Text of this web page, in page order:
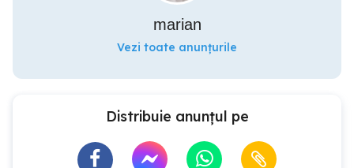
marian
Vezi toate anunțurile
Distribuie anunțul pe